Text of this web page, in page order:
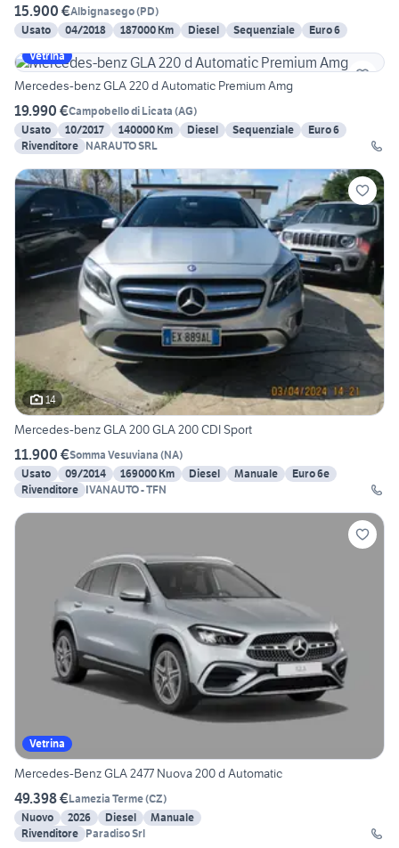
15.900 €Albignasego(PD)
Usato
04/2018 187000 Km Diesel Sequenziale
Euro 6
Vetrina
Mercedes-benz GLA 220 d Automatic Premium Amg
19.990 €Campobello di Licata (AG)
Usato
10/2017 140000 Km Diesel Sequenziale
Euro 6
Rivenditore NARAUTO SRL
14
Mercedes-benz GLA 200 GLA 200 CDI Sport
11.900 €Somma Vesuviana (NA)
Usato
09/2014 169000 Km Diesel Manuale
Euro 6e
Rivenditore IVANAUTO - TFN
Vetrina
Mercedes-Benz GLA 2477 Nuova 200 d Automatic
49.398 €Lamezia Terme(CZ)
Nuovo
2026 Diesel
Manuale
Rivenditore Paradiso Srl